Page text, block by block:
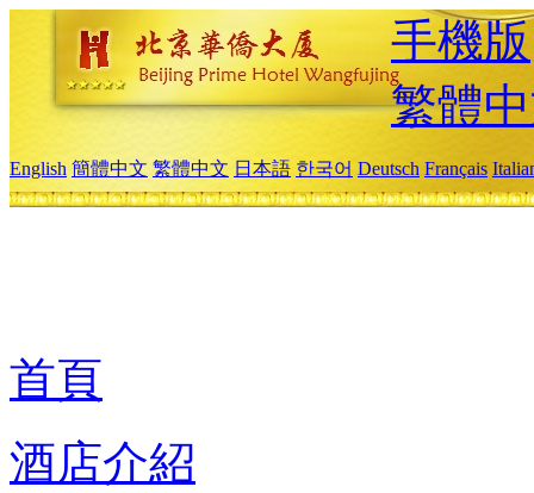
手機版
繁體
English 簡體中文 繁體中文 日本語 한국어 Deutsch Français
首頁
酒店介紹